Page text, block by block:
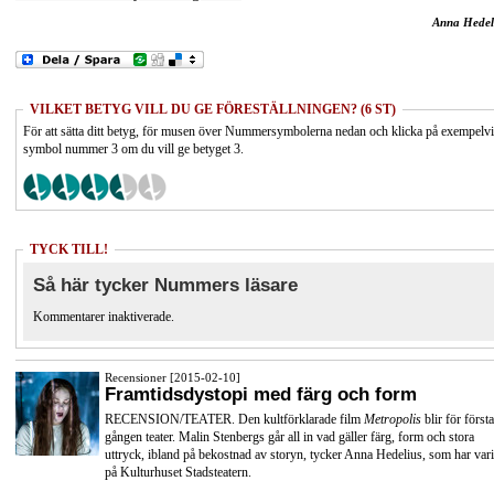
Anna
VILKET BETYG VILL DU GE FÖRESTÄLLNINGEN? (6 ST)
För att sätta ditt betyg, för musen över Nummersymbolerna nedan och klicka på
symbol nummer 3 om du vill ge betyget 3.
TYCK TILL!
Så här tycker Nummers läsare
Kommentarer inaktiverade.
Recensioner [2015-02-10]
Framtidsdystopi med färg och form
RECENSION/TEATER. Den kultförklarade film Metropolis blir för första
gången teater. Malin Stenbergs går all in vad gäller färg, form och stora
uttryck, ibland på bekostnad av storyn, tycker Anna Hedelius, som har
på Kulturhuset Stadsteatern.